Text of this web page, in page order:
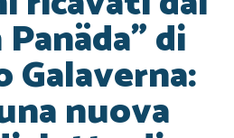
di
Galaverna:
nuova